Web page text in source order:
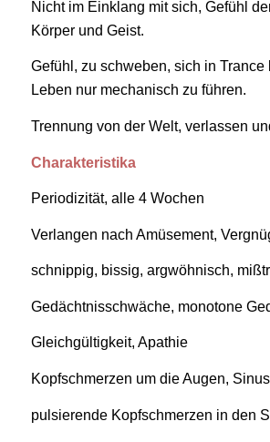
Nicht im Einklang mit sich, Gefühl
Körper und Geist.
Gefühl, zu schweben, sich in Trance
Leben nur mechanisch zu führen.
Trennung von der Welt, verlassen
Charakteristika
Periodizität, alle 4 Wochen
Verlangen nach Amüsement,
schnippig, bissig, argwöhnisch,
Gedächtnisschwäche, monotone
Gleichgültigkeit, Apathie
Kopfschmerzen um die Augen,
pulsierende Kopfschmerzen in den